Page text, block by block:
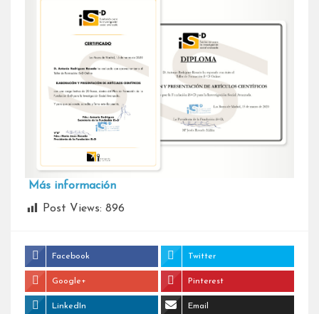
Más información
Post Views: 896
Facebook Twitter
Google+ Pinterest
LinkedIn Email